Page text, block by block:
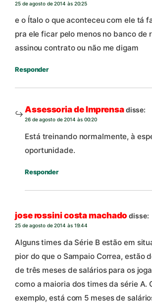
25 de agosto de 2014 às 20:25
e o Ítalo o que aconteceu com ele tá
pra ele ficar pelo menos no banco de
assinou contrato ou não me digam
Responder
Assessoria de Imprensadisse:
26 de agosto de 2014 às 00:20
Está treinando normalmente, à
oportunidade.
Responder
jose rossini costa machado disse:
25 de agosto de 2014 às 19:44
Alguns times da Série B estão em
pior do que o Sampaio Correa, estão
de três meses de salários para os
como a maioria dos times da série A.
exemplo, está com 5 meses de